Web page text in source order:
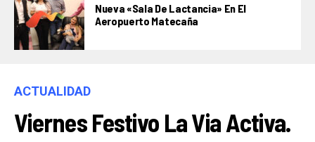
Nueva «Sala De Lactancia» En El
Aeropuerto Matecaña
ACTUALIDAD
Viernes Festivo La Via Activa.